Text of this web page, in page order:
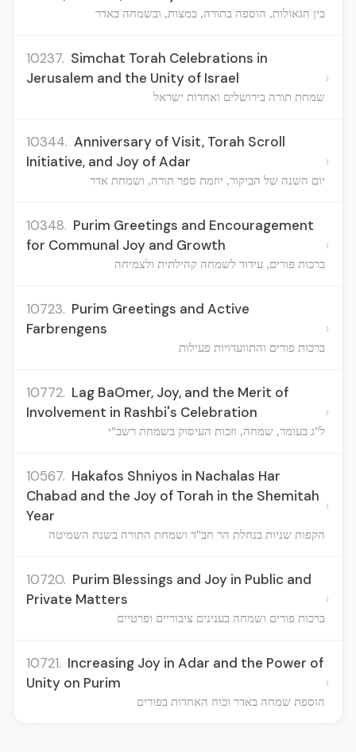
בין הגאולות, הוספה בתורה, במצות, ובשמחה באדר
10237. Simchat Torah Celebrations in
Jerusalem and the Unity of Israel
שמחת תורה בירושלים ואחדות ישראל
›
10344. Anniversary of Visit, Torah Scroll
Initiative, and Joy of Adar
יום השנה של הביקור, יוזמת ספר תורה, ושמחת אדר
›
10348. Purim Greetings and Encouragement
for Communal Joy and Growth
ברכות פורים, עידוד לשמחה קהילתית ולצמיחה
›
10723. Purim Greetings and Active
Farbrengens
ברכות פורים והתוועדויות פעילות
›
10772. Lag BaOmer, Joy, and the Merit of
Involvement in Rashbi's Celebration
ל"ג בעומר, שמחה, וזכות העיסוק בשמחת רשב"י
›
10567. Hakafos Shniyos in Nachalas Har
Chabad and the Joy of Torah in the Shemitah
Year
הקפות שניות בנחלת הר חב"ד ושמחת התורה בשנת השמיטה
›
10720. Purim Blessings and Joy in Public and
Private Matters
ברכות פורים ושמחה בענינים ציבוריים ופרטיים
›
10721. Increasing Joy in Adar and the Power of
Unity on Purim
הוספת שמחה באדר וכוח האחדות בפורים
›